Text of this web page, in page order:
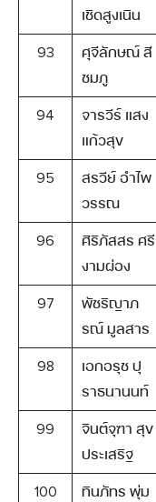
เชิดสูงเนิน
93
ศุจีลักษณ์ สี
ชมภู
94
จารวีร์ แสง
แก้วสุข
95
สรวีย์ อำไพ
วรรณ
96
ศิริภัสสร ศรี
งามผ่อง
97
พัชริญาภ
รณ์ มูลสาร
98
เอกอรุช ปุ
ราธนานนท์
99
จินต์จุฑา สุข
ประเสริฐ
100
ทินภัทร พุ่ม